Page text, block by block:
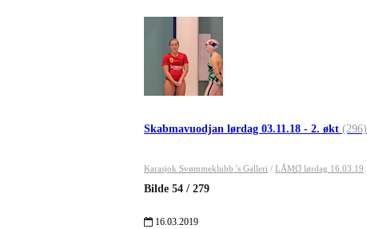
Skabmavuodjan lørdag 03.11.18 - 2. økt (296)
Karasjok Svømmeklubb 's Galleri / LÅMØ lørdag 16.03.19
Bilde 54 / 279
16.03.2019